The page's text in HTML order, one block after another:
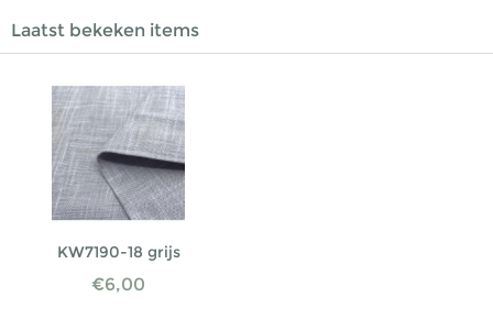
Laatst bekeken items
KW7190-18 grijs
€6,00